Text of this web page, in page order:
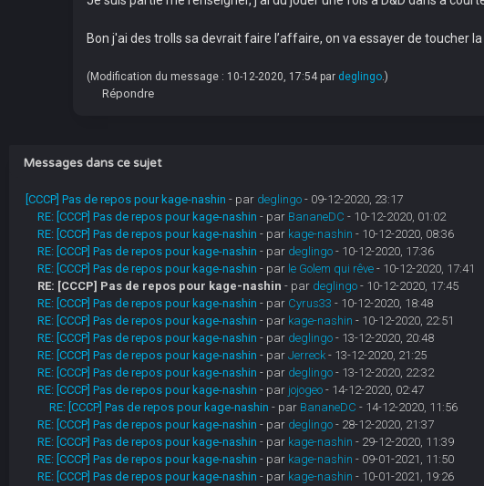
Bon j'ai des trolls sa devrait faire l’affaire, on va essayer de toucher
(Modification du message : 10-12-2020, 17:54 par deglingo.)
Répondre
Messages dans ce sujet
[CCCP] Pas de repos pour kage-nashin - par deglingo- 09-12-2020, 23:17
RE: [CCCP] Pas de repos pour kage-nashin - par BananeDC - 10-12-2020, 01:02
RE: [CCCP] Pas de repos pour kage-nashin - par kage-nashin - 10-12-2020, 08:36
RE: [CCCP] Pas de repos pour kage-nashin - par deglingo- 10-12-2020, 17:36
RE: [CCCP] Pas de repos pour kage-nashin - par le Golem qui rêve- 10-12-2020, 17:41
RE: [CCCP] Pas de repos pour kage-nashin - par deglingo- 10-12-2020, 17:45
RE: [CCCP] Pas de repos pour kage-nashin - par Cyrus33 - 10-12-2020, 18:48
RE: [CCCP] Pas de repos pour kage-nashin - par kage-nashin - 10-12-2020, 22:51
RE: [CCCP] Pas de repos pour kage-nashin - par deglingo- 13-12-2020, 20:48
RE: [CCCP] Pas de repos pour kage-nashin - par Jerreck- 13-12-2020, 21:25
RE: [CCCP] Pas de repos pour kage-nashin - par deglingo- 13-12-2020, 22:32
RE: [CCCP] Pas de repos pour kage-nashin - par jojogeo- 14-12-2020, 02:47
RE: [CCCP] Pas de repos pour kage-nashin - par BananeDC - 14-12-2020, 11:56
RE: [CCCP] Pas de repos pour kage-nashin - par deglingo- 28-12-2020, 21:37
RE: [CCCP] Pas de repos pour kage-nashin - par kage-nashin - 29-12-2020, 11:39
RE: [CCCP] Pas de repos pour kage-nashin - par kage-nashin - 09-01-2021, 11:50
RE: [CCCP] Pas de repos pour kage-nashin - par kage-nashin - 10-01-2021, 19:26